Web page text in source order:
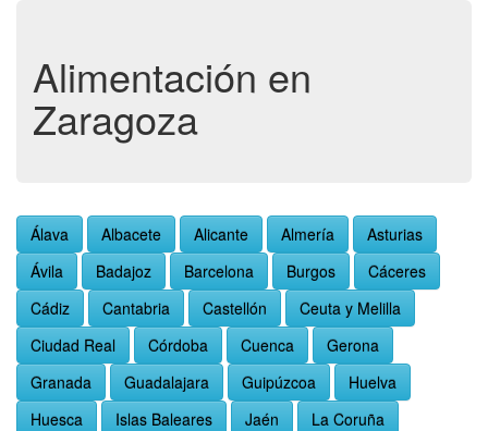
Alimentación en
Zaragoza
Álava Albacete Alicante Almería
Asturias
Ávila
Badajoz Barcelona Burgos
Cáceres
Cádiz
Cantabria Castellón
Ceuta y Melilla
Ciudad Real
Córdoba Cuenca
Gerona
Granada
Guadalajara Guipúzcoa
Huelva
Huesca
Islas Baleares Jaén
La Coruña